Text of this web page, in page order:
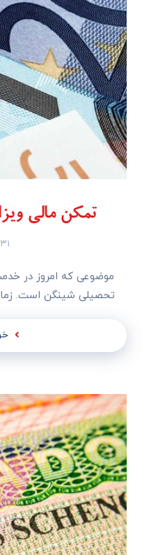
تمکن مالی
۳۱ اکتبر ۲۰۱۹
موضوعی که امروز در
تحصیلی شینگن است.